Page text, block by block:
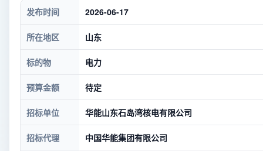
发布时间 2026-06-17
所在地区 山东
标的物 电力
预算金额 待定
招标单位 华能山东石岛湾核电有限公司
招标代理 中国华能集团有限公司